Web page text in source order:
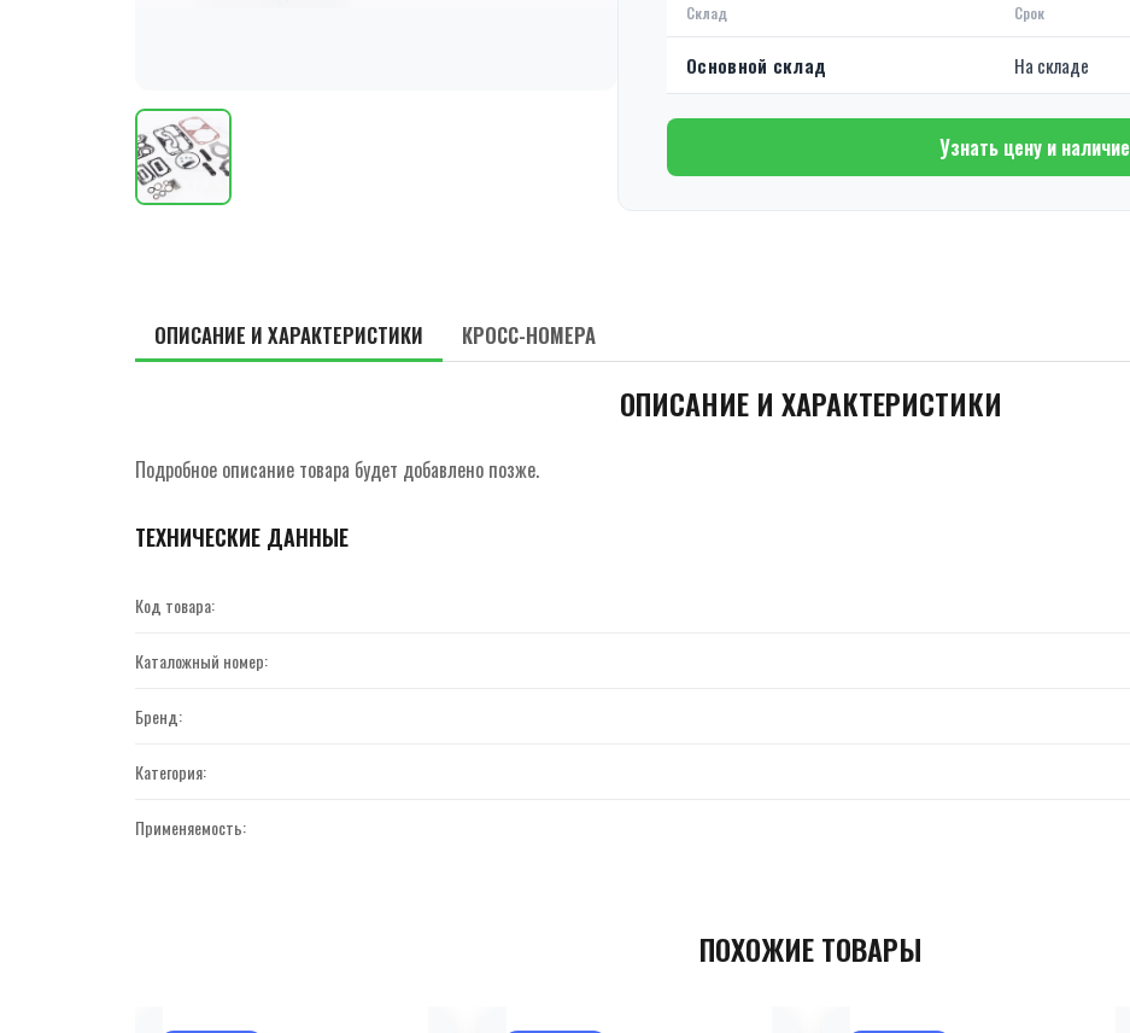
Склад Срок
Основной склад На складе
Узнать цену и наличие
ОПИСАНИЕ И ХАРАКТЕРИСТИКИ КРОСС-НОМЕРА
ОПИСАНИЕ И ХАРАКТЕРИСТИКИ
Подробное описание товара будет добавлено позже.
ТЕХНИЧЕСКИЕ ДАННЫЕ
Код товара:
Каталожный номер:
Бренд:
Категория:
Применяемость:
ПОХОЖИЕ ТОВАРЫ